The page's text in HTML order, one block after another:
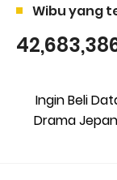
Wibu yang
Ingin Beli
Drama